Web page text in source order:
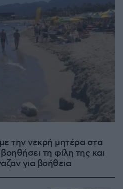
την νεκρή μητέρα στα
τη φίλη της και
για βοήθεια